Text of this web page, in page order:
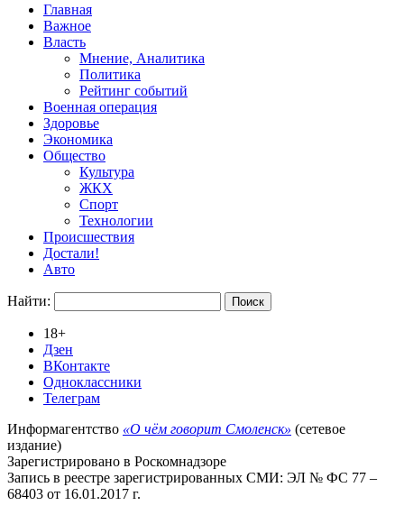
Главная
Важное
Власть
Мнение, Аналитика
Политика
Рейтинг событий
Военная операция
Здоровье
Экономика
Общество
Культура
ЖКХ
Спорт
Технологии
Происшествия
Достали!
Авто
Найти:
18+
Дзен
ВКонтакте
Одноклассники
Телеграм
Информагентство «О чём говорит Смоленск» (сетевое
издание)
Зарегистрировано в Роскомнадзоре
Запись в реестре зарегистрированных СМИ: ЭЛ № ФС 77 –
68403 от 16.01.2017 г.